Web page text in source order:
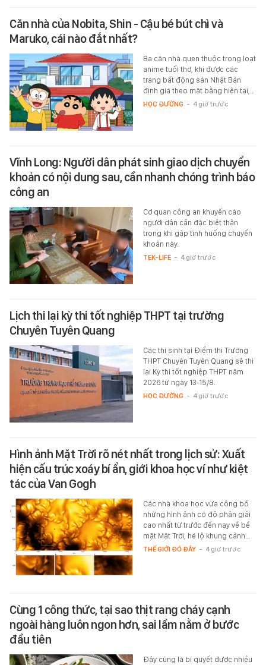
Căn nhà của Nobita, Shin - Cậu bé bút chì và
Maruko, cái nào đắt nhất?
Ba căn nhà quen thuộc trong loạt
anime tuổi thơ, khi được các
trang bất động sản Nhật Bản
định giá theo mặt bằng hiện tại,…
HỌC ĐƯỜNG - 4 giờ trước
Vĩnh Long: Người dân phát sinh giao dịch chuyển
khoản có nội dung sau, cần nhanh chóng trình báo
công an
Cơ quan công an khuyến cáo
người dân cần đặc biệt thận
trọng khi gặp tình huống chuyển
khoản này.
TEK-LIFE - 4 giờ trước
Lịch thi lại kỳ thi tốt nghiệp THPT tại trường
Chuyên Tuyên Quang
Các thí sinh tại Điểm thi Trường
THPT Chuyên Tuyên Quang sẽ thi
lại Kỳ thi tốt nghiệp THPT năm
2026 từ ngày 13-15/8.
HỌC ĐƯỜNG - 4 giờ trước
Hình ảnh Mặt Trời rõ nét nhất trong lịch sử: Xuất
hiện cấu trúc xoáy bí ẩn, giới khoa học ví như kiệt
tác của Van Gogh
Các nhà khoa học vừa công bố
những hình ảnh có độ phân giải
cao nhất từ trước đến nay về bề
mặt Mặt Trời, hé lộ khung cảnh…
THẾ GIỚI ĐÓ ĐÂY - 4 giờ trước
Cùng 1 công thức, tại sao thịt rang cháy cạnh
ngoài hàng luôn ngon hơn, sai lầm nằm ở bước
đầu tiên
Đây cũng là bí quyết được nhiều